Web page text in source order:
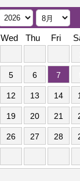
Wed Thu Fri
5 6 7
12 13 14
19 20 21
26 27 28